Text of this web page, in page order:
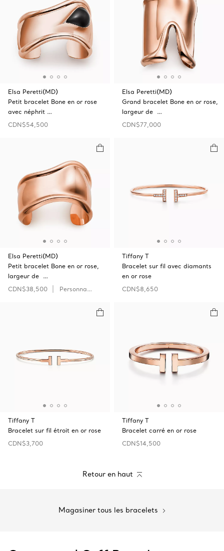
Elsa Peretti(MD)
Petit bracelet Bone en or rose
avec néphrit …
CDN$54,500
Elsa Peretti(MD)
Grand bracelet Bone en or rose,
largeur de …
CDN$77,000
Elsa Peretti(MD)
Petit bracelet Bone en or rose,
largeur de …
CDN$38,500
Personnaliser
Tiffany T
Bracelet sur fil avec diamants
en or rose
CDN$8,650
Tiffany T
Bracelet sur fil étroit en or rose
CDN$3,700
Tiffany T
Bracelet carré en or rose
CDN$14,500
Retour en haut
Magasiner tous les bracelets